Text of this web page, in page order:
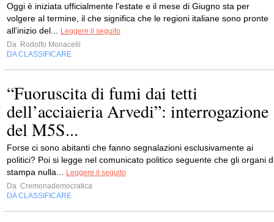
Oggi è iniziata ufficialmente l'estate e il mese di Giugno sta per
volgere al termine, il che significa che le regioni italiane sono pronte
all'inizio del...
Leggere il seguito
Da Rodolfo Monacelli
DA CLASSIFICARE
“Fuoruscita di fumi dai tetti
dell’acciaieria Arvedi”: interrogazione
del M5S...
Forse ci sono abitanti che fanno segnalazioni esclusivamente ai
politici? Poi si legge nel comunicato politico seguente che gli organi
stampa nulla...
Leggere il seguito
Da Cremonademocratica
DA CLASSIFICARE